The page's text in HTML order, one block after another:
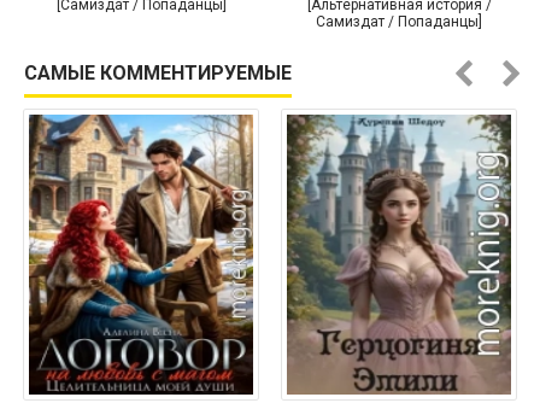
[Самиздат / Попаданцы]
[Альтернативная история /
Самиздат / Попаданцы]
САМЫЕ КОММЕНТИРУЕМЫЕ